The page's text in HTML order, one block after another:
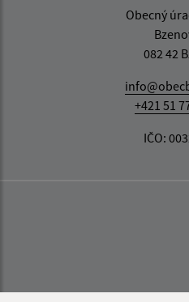
Obecný
082 42
+421 51
IČO: